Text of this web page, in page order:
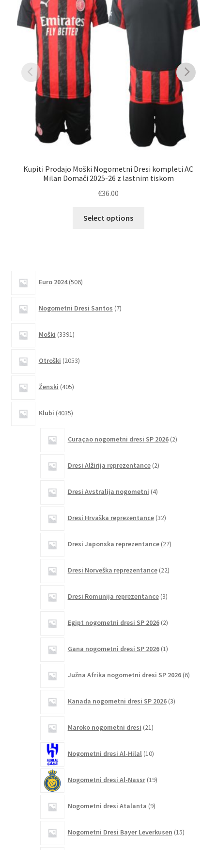
Kupiti Prodajo Moški Nogometni Dresi kompleti AC
Milan Domači 2025-26 z lastnim tiskom
€36.00
Select options
Euro 2024 506izdelkov
Nogometni Dresi Santos 7izdelkov
Moški 3391izdelkov
Otroški 2053izdelkov
Ženski 405izdelkov
Klubi 4035izdelkov
Curaçao nogometni dresi SP 2026 2izdelka
Dresi Alžirija reprezentance 2izdelka
Dresi Avstralija nogometni 4izdelki
Dresi Hrvaška reprezentance 32izdelkov
Dresi Japonska reprezentance 27izdelkov
Dresi Norveška reprezentance 22izdelkov
Dresi Romunija reprezentance 3izdelki
Egipt nogometni dresi SP 2026 2izdelka
Gana nogometni dresi SP 2026 1izdelek
Južna Afrika nogometni dresi SP 2026 6izdelkov
Kanada nogometni dresi SP 2026 3izdelki
Maroko nogometni dresi 21izdelkov
Nogometni dresi Al-Hilal 10izdelkov
Nogometni dresi Al-Nassr 19izdelkov
Nogometni dresi Atalanta 9izdelkov
Nogometni Dresi Bayer Leverkusen 15izdelkov